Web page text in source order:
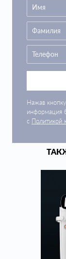
Нажав
информация
с Политикой